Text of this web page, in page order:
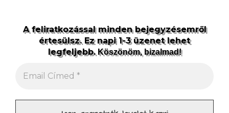
A feliratkozással minden bejegyzésemről
értesülsz. Ez napi 1-3 üzenet lehet
legfeljebb.Köszönöm, bizalmad!